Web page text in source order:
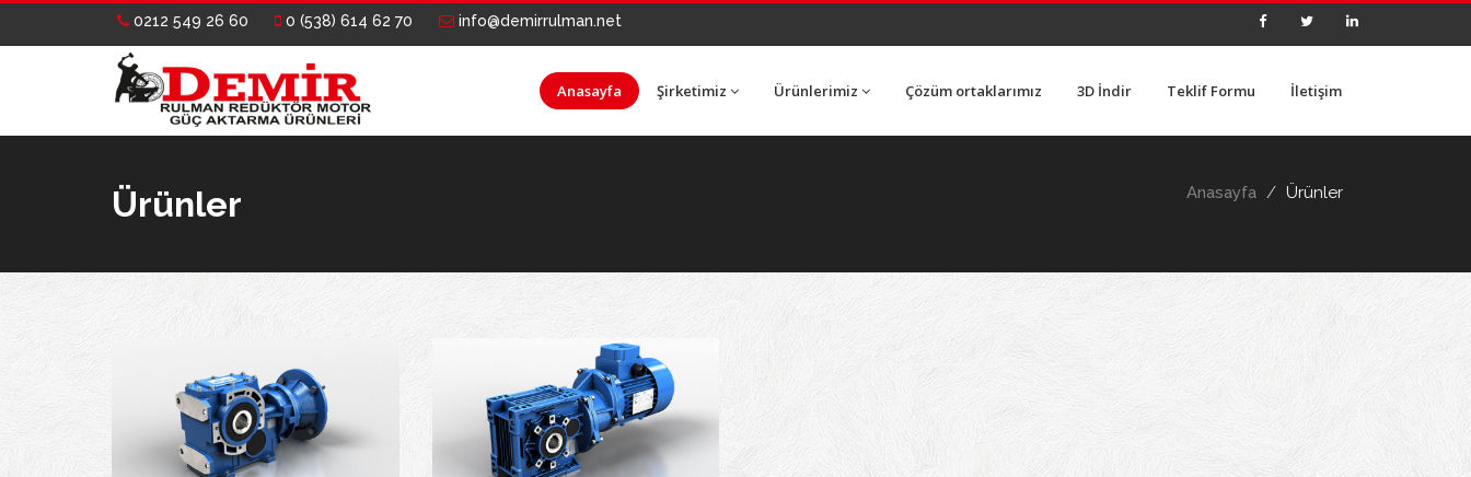
0212 549 26 60 0 (538) 614 62 70 info@demirrulman.net
Anasayfa Şirketimiz Ürünlerimiz Çözüm ortaklarımız 3D İndir Teklif Formu İletişim
Ürünler Anasayfa Ürünler